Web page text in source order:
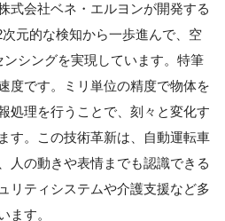
式会社ベネ・エルヨンが開発する
元的な検知から一歩進んで、空
シングを実現しています。特筆
度です。ミリ単位の精度で物体を
処理を行うことで、刻々と変化す
す。この技術革新は、自動運転車
人の動きや表情までも認識できる
リティシステムや介護支援など多
ます。